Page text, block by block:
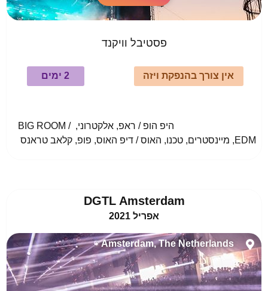
פסטיבל וויקנד
אין צורך בהנפקת ויזה 2 ימים
				היפ הופ / ראפ, אלקטרוני, BIG ROOM /
EDM, מיינסטרים, טכנו, האוס / דיפ האוס, פופ, קלאב טראנס
DGTL Amsterdam
אפריל 2021
Amsterdam, The Netherlands